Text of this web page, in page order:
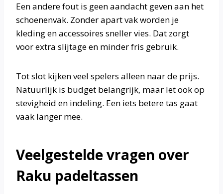
Een andere fout is geen aandacht geven aan het
schoenenvak. Zonder apart vak worden je
kleding en accessoires sneller vies. Dat zorgt
voor extra slijtage en minder fris gebruik.
Tot slot kijken veel spelers alleen naar de prijs.
Natuurlijk is budget belangrijk, maar let ook op
stevigheid en indeling. Een iets betere tas gaat
vaak langer mee.
Veelgestelde vragen over
Raku padeltassen